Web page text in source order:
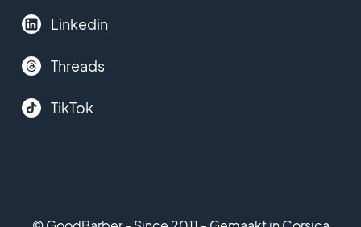
Linkedin
Threads
TikTok